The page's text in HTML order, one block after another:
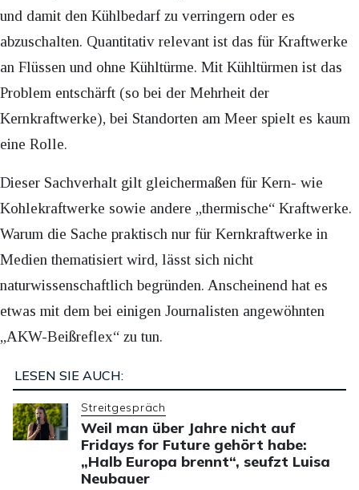
und damit den Kühlbedarf zu verringern oder es
abzuschalten. Quantitativ relevant ist das für Kraftwerke
an Flüssen und ohne Kühltürme. Mit Kühltürmen ist das
Problem entschärft (so bei der Mehrheit der
Kernkraftwerke), bei Standorten am Meer spielt es kaum
eine Rolle.
Dieser Sachverhalt gilt gleichermaßen für Kern- wie
Kohlekraftwerke sowie andere „thermische“ Kraftwerke.
Warum die Sache praktisch nur für Kernkraftwerke in
Medien thematisiert wird, lässt sich nicht
naturwissenschaftlich begründen. Anscheinend hat es
etwas mit dem bei einigen Journalisten angewöhnten
„AKW-Beißreflex“ zu tun.
LESEN SIE AUCH:
Streitgespräch
Weil man über Jahre nicht auf
Fridays for Future gehört habe:
„Halb Europa brennt“, seufzt Luisa
Neubauer